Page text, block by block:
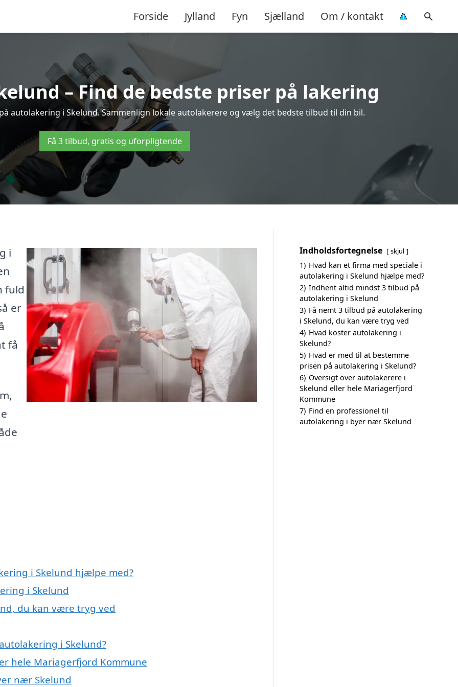
Forside Jylland Fyn Sjælland Om / kontakt
– Find de bedste priser på lakering
autolakering i Skelund. Sammenlign lokale autolakerere og vælg det bedste tilbud til din bil.
Få 3 tilbud, gratis og uforpligtende
i
fuld
er
få
i Skelund hjælpe med?
i Skelund
du kan være tryg ved
i Skelund?
hele Mariagerfjord Kommune
nær Skelund
Indholdsfortegnelse skjul
1) Hvad kan et firma med speciale i
autolakering i Skelund hjælpe med?
2) Indhent altid mindst 3 tilbud på
autolakering i Skelund
3) Få nemt 3 tilbud på autolakering
i Skelund, du kan være tryg ved
4) Hvad koster autolakering i
Skelund?
5) Hvad er med til at bestemme
prisen på autolakering i Skelund?
6) Oversigt over autolakerere i
Skelund eller hele Mariagerfjord
Kommune
7) Find en professionel til
autolakering i byer nær Skelund